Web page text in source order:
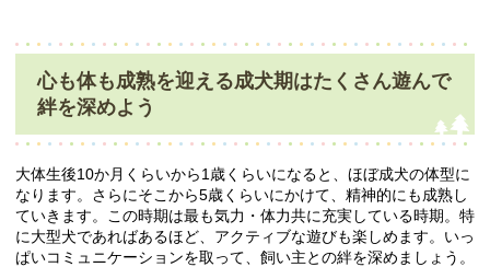
心も体も成熟を迎える成犬期はたくさん遊んで
絆を深めよう
大体生後10か月くらいから1歳くらいになると、ほぼ成犬の体型に
なります。さらにそこから5歳くらいにかけて、精神的にも成熟し
ていきます。この時期は最も気力・体力共に充実している時期。特
に大型犬であればあるほど、アクティブな遊びも楽しめます。いっ
ぱいコミュニケーションを取って、飼い主との絆を深めましょう。